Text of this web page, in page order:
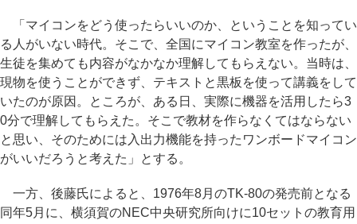
「マイコンをどう使ったらいいのか、ということを知ってい
る人がいない時代。そこで、全国にマイコン教室を作ったが、
生徒を集めても内容がなかなか理解してもらえない。当時は、
現物を使うことができず、テキストと黒板を使って講義をして
いたのが原因。ところが、ある日、実際に機器を活用したら3
0分で理解してもらえた。そこで教材を作らなくてはならない
と思い、そのためには入出力機能を持ったワンボードマイコン
がいいだろうと考えた」とする。
一方、後藤氏によると、1976年8月のTK-80の発売前となる
同年5月に、横須賀のNEC中央研究所向けに10セットの教育用